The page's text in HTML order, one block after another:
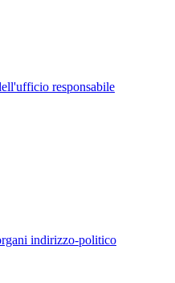
responsabile
indirizzo-politico